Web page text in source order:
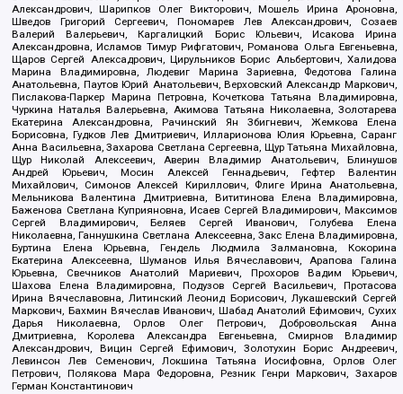
Александрович, Шарипков Олег Викторович, Мошель Ирина Ароновна,
Шведов Григорий Сергеевич, Пономарев Лев Александрович, Созаев
Валерий Валерьевич, Каргалицкий Борис Юльевич, Исакова Ирина
Александровна, Исламов Тимур Рифгатович, Романова Ольга Евгеньевна,
Щаров Сергей Алексадрович, Цирульников Борис Альбертович, Халидова
Марина Владимировна, Людевиг Марина Зариевна, Федотова Галина
Анатольевна, Паутов Юрий Анатольевич, Верховский Александр Маркович,
Пислакова-Паркер Марина Петровна, Кочеткова Татьяна Владимировна,
Чуркина Наталья Валерьевна, Акимова Татьяна Николаевна, Золотарева
Екатерина Александровна, Рачинский Ян Збигневич, Жемкова Елена
Борисовна, Гудков Лев Дмитриевич, Илларионова Юлия Юрьевна, Саранг
Анна Васильевна, Захарова Светлана Сергеевна, Щур Татьяна Михайловна,
Щур Николай Алексеевич, Аверин Владимир Анатольевич, Блинушов
Андрей Юрьевич, Мосин Алексей Геннадьевич, Гефтер Валентин
Михайлович, Симонов Алексей Кириллович, Флиге Ирина Анатольевна,
Мельникова Валентина Дмитриевна, Вититинова Елена Владимировна,
Баженова Светлана Куприяновна, Исаев Сергей Владимирович, Максимов
Сергей Владимирович, Беляев Сергей Иванович, Голубева Елена
Николаевна, Ганнушкина Светлана Алексеевна, Закс Елена Владимировна,
Буртина Елена Юрьевна, Гендель Людмила Залмановна, Кокорина
Екатерина Алексеевна, Шуманов Илья Вячеславович, Арапова Галина
Юрьевна, Свечников Анатолий Мариевич, Прохоров Вадим Юрьевич,
Шахова Елена Владимировна, Подузов Сергей Васильевич, Протасова
Ирина Вячеславовна, Литинский Леонид Борисович, Лукашевский Сергей
Маркович, Бахмин Вячеслав Иванович, Шабад Анатолий Ефимович, Сухих
Дарья Николаевна, Орлов Олег Петрович, Добровольская Анна
Дмитриевна, Королева Александра Евгеньевна, Смирнов Владимир
Александрович, Вицин Сергей Ефимович, Золотухин Борис Андреевич,
Левинсон Лев Семенович, Локшина Татьяна Иосифовна, Орлов Олег
Петрович, Полякова Мара Федоровна, Резник Генри Маркович, Захаров
Герман Константинович